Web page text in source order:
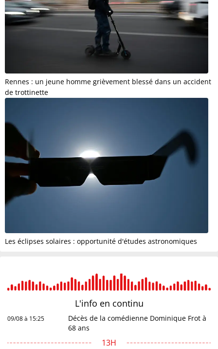
Rennes : un jeune homme grièvement blessé dans un accident
de trottinette
Les éclipses solaires : opportunité d'études astronomiques
L'info en continu
09/08 à 15:25
Décès de la comédienne Dominique Frot à
68 ans
13H